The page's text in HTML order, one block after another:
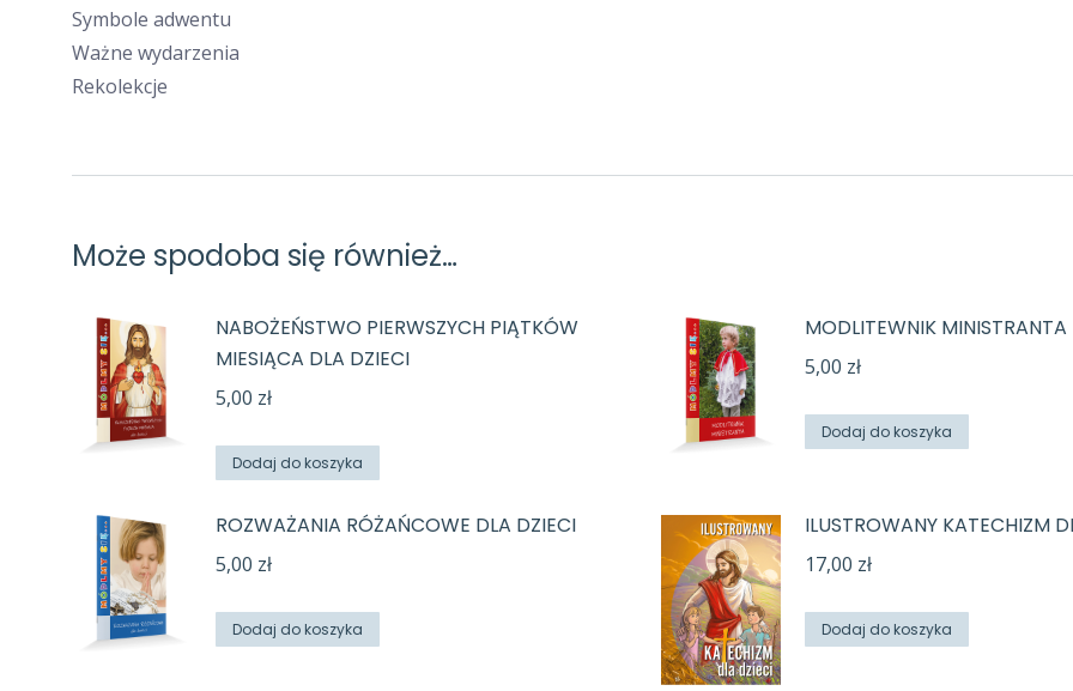
Symbole adwentu
Ważne wydarzenia
Rekolekcje
Może spodoba się również…
NABOŻEŃSTWO PIERWSZYCH PIĄTKÓW
MIESIĄCA DLA DZIECI
5,00 zł
Dodaj do koszyka
MODLITEWNIK MINISTRANTA
5,00 zł
Dodaj do koszyka
ROZWAŻANIA RÓŻAŃCOWE DLA DZIECI
5,00 zł
Dodaj do koszyka
ILUSTROWANY KATECHIZM
17,00 zł
Dodaj do koszyka